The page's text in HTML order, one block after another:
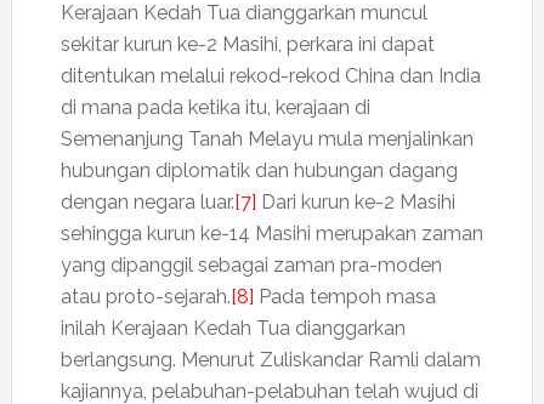
Kerajaan Kedah Tua dianggarkan muncul
sekitar kurun ke-2 Masihi, perkara ini dapat
ditentukan melalui rekod-rekod China dan India
di mana pada ketika itu, kerajaan di
Semenanjung Tanah Melayu mula menjalinkan
hubungan diplomatik dan hubungan dagang
dengan negara luar.[7] Dari kurun ke-2 Masihi
sehingga kurun ke-14 Masihi merupakan zaman
yang dipanggil sebagai zaman pra-moden
atau proto-sejarah.[8] Pada tempoh masa
inilah Kerajaan Kedah Tua dianggarkan
berlangsung. Menurut Zuliskandar Ramli dalam
kajiannya, pelabuhan-pelabuhan telah wujud di